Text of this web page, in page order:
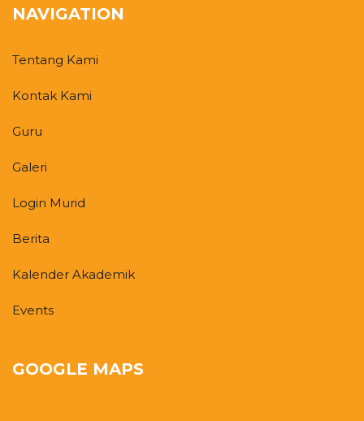
NAVIGATION
Tentang Kami
Kontak Kami
Guru
Galeri
Login Murid
Berita
Kalender Akademik
Events
GOOGLE MAPS